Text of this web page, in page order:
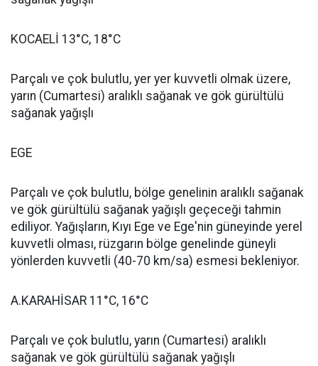
KOCAELİ 13°C, 18°C
Parçalı ve çok bulutlu, yer yer kuvvetli olmak üzere,
yarın (Cumartesi) aralıklı sağanak ve gök gürültülü
sağanak yağışlı
EGE
Parçalı ve çok bulutlu, bölge genelinin aralıklı sağanak
ve gök gürültülü sağanak yağışlı geçeceği tahmin
ediliyor. Yağışların, Kıyı Ege ve Ege'nin güneyinde yerel
kuvvetli olması, rüzgarın bölge genelinde güneyli
yönlerden kuvvetli (40-70 km/sa) esmesi bekleniyor.
A.KARAHİSAR 11°C, 16°C
Parçalı ve çok bulutlu, yarın (Cumartesi) aralıklı
sağanak ve gök gürültülü sağanak yağışlı